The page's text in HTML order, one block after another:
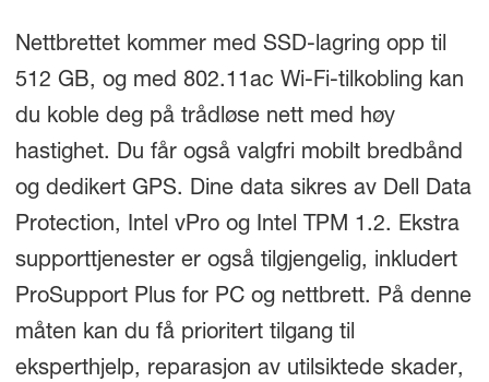
Nettbrettet kommer med SSD-lagring opp til
512 GB, og med 802.11ac Wi-Fi-tilkobling kan
du koble deg på trådløse nett med høy
hastighet. Du får også valgfri mobilt bredbånd
og dedikert GPS. Dine data sikres av Dell Data
Protection, Intel vPro og Intel TPM 1.2. Ekstra
supporttjenester er også tilgjengelig, inkludert
ProSupport Plus for PC og nettbrett. På denne
måten kan du få prioritert tilgang til
eksperthjelp, reparasjon av utilsiktede skader,